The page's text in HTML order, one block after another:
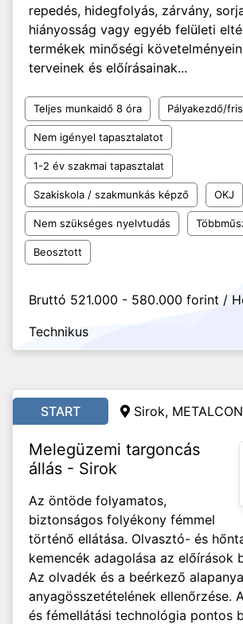
repedés, hidegfolyás, zárvány,
hiányosság vagy egyéb felületi
termékek minőségi
terveinek és előírásainak...
Teljes munkaidő 8 óra Pályakezdő/
Nem igényel tapasztalatot
1-2 év szakmai tapasztalat
Szakiskola / szakmunkás képző OKJ
Nem szükséges nyelvtudás
Beosztott
Bruttó 521.000 - 580.000 forint /
Technikus
START Sirok,
Melegüzemi targoncás
állás - Sirok
Az öntöde folyamatos,
biztonságos folyékony fémmel
történő ellátása. Olvasztó- és
kemencék adagolása az előírások
Az olvadék és a beérkező
anyagösszetételének ellenőrzése.
és fémellátási technológia pontos